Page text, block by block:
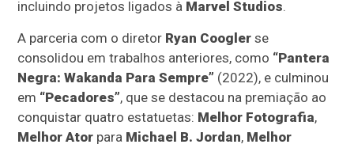
incluindo projetos ligados à Marvel Studios.
A parceria com o diretor Ryan Coogler se
consolidou em trabalhos anteriores, como “Pantera
Negra: Wakanda Para Sempre” (2022), e culminou
em “Pecadores”, que se destacou na premiação ao
conquistar quatro estatuetas: Melhor Fotografia,
Melhor Ator para Michael B. Jordan, Melhor